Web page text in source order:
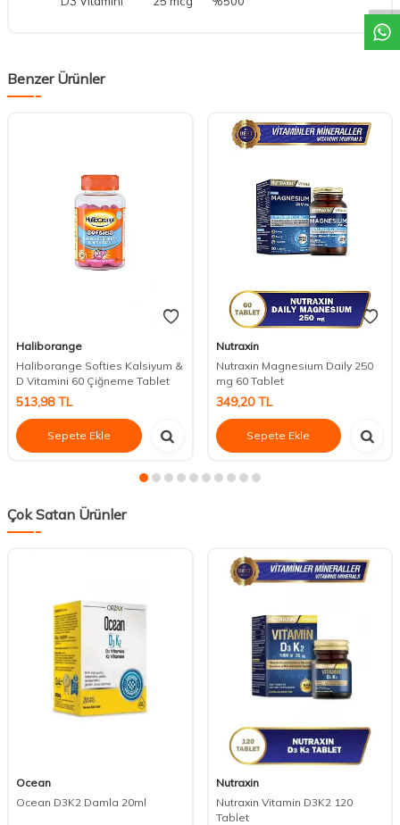
Benzer Ürünler
Haliborange
Haliborange Softies Kalsiyum &
D Vitamini 60 Çiğneme Tablet
513,98TL
Sepete Ekle
Nutraxin
Nutraxin Magnesium Daily 250
mg 60 Tablet
349,20TL
Sepete Ekle
Çok Satan Ürünler
Ocean
Ocean D3K2 Damla 20ml
Nutraxin
Nutraxin Vitamin D3K2 120
Tablet